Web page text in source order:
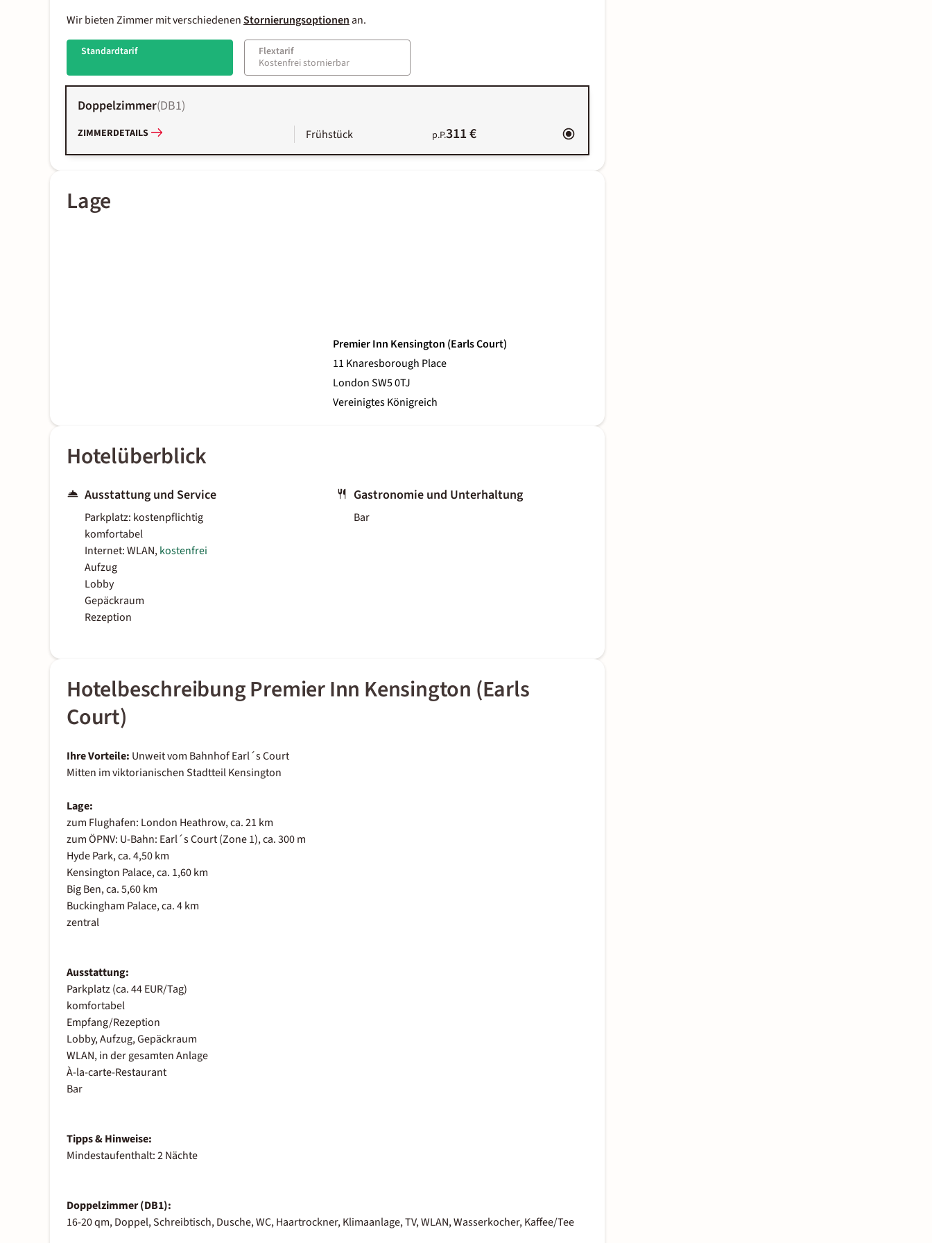
Wir bieten Zimmer mit verschiedenenStornierungsoptionenan.
Standardtarif
Flextarif
Kostenfrei stornierbar
Doppelzimmer(DB1)
ZIMMERDETAILS Frühstück p.P.311 €
Lage
Premier Inn Kensington (Earls Court)
11 Knaresborough Place
London SW5 0TJ
Vereinigtes Königreich
Hotelüberblick
Ausstattung und Service
Parkplatz: kostenpflichtig
komfortabel
Internet: WLAN,kostenfrei
Aufzug
Lobby
Gepäckraum
Rezeption
Gastronomie und Unterhaltung
Bar
Hotelbeschreibung Premier Inn Kensington (Earls
Court)
Ihre Vorteile: Unweit vom Bahnhof Earl´s Court
Mitten im viktorianischen Stadtteil Kensington
Lage:
zum Flughafen: London Heathrow, ca. 21 km
zum ÖPNV: U-Bahn: Earl´s Court (Zone 1), ca. 300 m
Hyde Park, ca. 4,50 km
Kensington Palace, ca. 1,60 km
Big Ben, ca. 5,60 km
Buckingham Palace, ca. 4 km
zentral
Ausstattung:
Parkplatz (ca. 44 EUR/Tag)
komfortabel
Empfang/Rezeption
Lobby, Aufzug, Gepäckraum
WLAN, in der gesamten Anlage
À-la-carte-Restaurant
Bar
Tipps & Hinweise:
Mindestaufenthalt: 2 Nächte
Doppelzimmer (DB1):
16-20 qm, Doppel, Schreibtisch, Dusche, WC, Haartrockner, Klimaanlage, TV, WLAN, Wasserkocher, Kaffee/Tee